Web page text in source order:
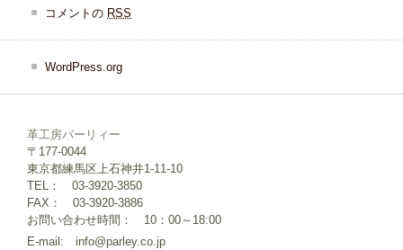
コメントの RSS
WordPress.org
革工房パーリィー
〒177-0044
東京都練馬区上石神井1-11-10
TEL： 03-3920-3850
FAX： 03-3920-3886
お問い合わせ時間： 10：00～18:00
E-mail: info@parley.co.jp